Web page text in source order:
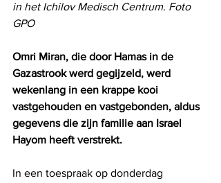
in het Ichilov Medisch Centrum. Foto
GPO
Omri Miran, die door Hamas in de
Gazastrook werd gegijzeld, werd
wekenlang in een krappe kooi
vastgehouden en vastgebonden, aldus
gegevens die zijn familie aan Israel
Hayom heeft verstrekt.
In een toespraak op donderdag